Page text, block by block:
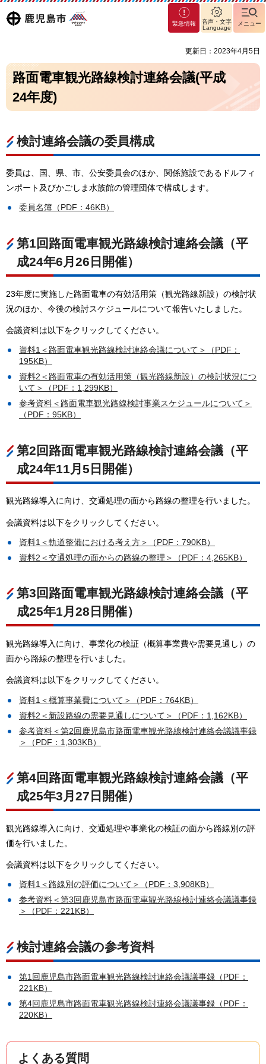
鹿児島
マグ
マシ
緊急情報
音声・文字
Language
メニュー
更新日：2023年4月5日
路面電車観光路線検討連絡会議(平成
24年度)
検討連絡会議の委員構成
委員は、国、県、市、公安委員会のほか、関係施設であるドルフィ
ンポート及びかごしま水族館の管理団体で構成します。
委員名簿（PDF：46KB）
第1回路面電車観光路線検討連絡会議（平
成24年6月26日開催）
23年度に実施した路面電車の有効活用策（観光路線新設）の検討状
況のほか、今後の検討スケジュールについて報告いたしました。
会議資料は以下をクリックしてください。
資料1＜路面電車観光路線検討連絡会議について＞（PDF：
195KB）
資料2＜路面電車の有効活用策（観光路線新設）の検討状況につ
いて＞（PDF：1,299KB）
参考資料＜路面電車観光路線検討事業スケジュールについて＞
（PDF：95KB）
第2回路面電車観光路線検討連絡会議（平
成24年11月5日開催）
観光路線導入に向け、交通処理の面から路線の整理を行いました。
会議資料は以下をクリックしてください。
資料1＜軌道整備における考え方＞（PDF：790KB）
資料2＜交通処理の面からの路線の整理＞（PDF：4,265KB）
第3回路面電車観光路線検討連絡会議（平
成25年1月28日開催）
観光路線導入に向け、事業化の検証（概算事業費や需要見通し）の
面から路線の整理を行いました。
会議資料は以下をクリックしてください。
資料1＜概算事業費について＞（PDF：764KB）
資料2＜新設路線の需要見通しについて＞（PDF：1,162KB）
参考資料＜第2回鹿児島市路面電車観光路線検討連絡会議議事録
＞（PDF：1,303KB）
第4回路面電車観光路線検討連絡会議（平
成25年3月27日開催）
観光路線導入に向け、交通処理や事業化の検証の面から路線別の評
価を行いました。
会議資料は以下をクリックしてください。
資料1＜路線別の評価について＞（PDF：3,908KB）
参考資料＜第3回鹿児島市路面電車観光路線検討連絡会議議事録
＞（PDF：221KB）
検討連絡会議の参考資料
第1回鹿児島市路面電車観光路線検討連絡会議議事録（PDF：
221KB）
第4回鹿児島市路面電車観光路線検討連絡会議議事録（PDF：
220KB）
よくある質問